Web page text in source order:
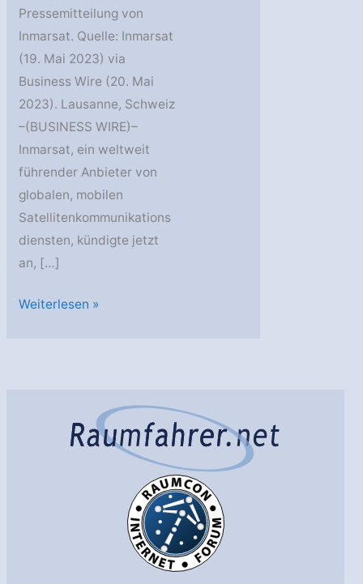
Pressemitteilung von
Inmarsat. Quelle: Inmarsat
(19. Mai 2023) via
Business Wire (20. Mai
2023). Lausanne, Schweiz
–(BUSINESS WIRE)–
Inmarsat, ein weltweit
führender Anbieter von
globalen, mobilen
Satellitenkommunikations
diensten, kündigte jetzt
an, […]
Inmarsat
Weiterlesen »